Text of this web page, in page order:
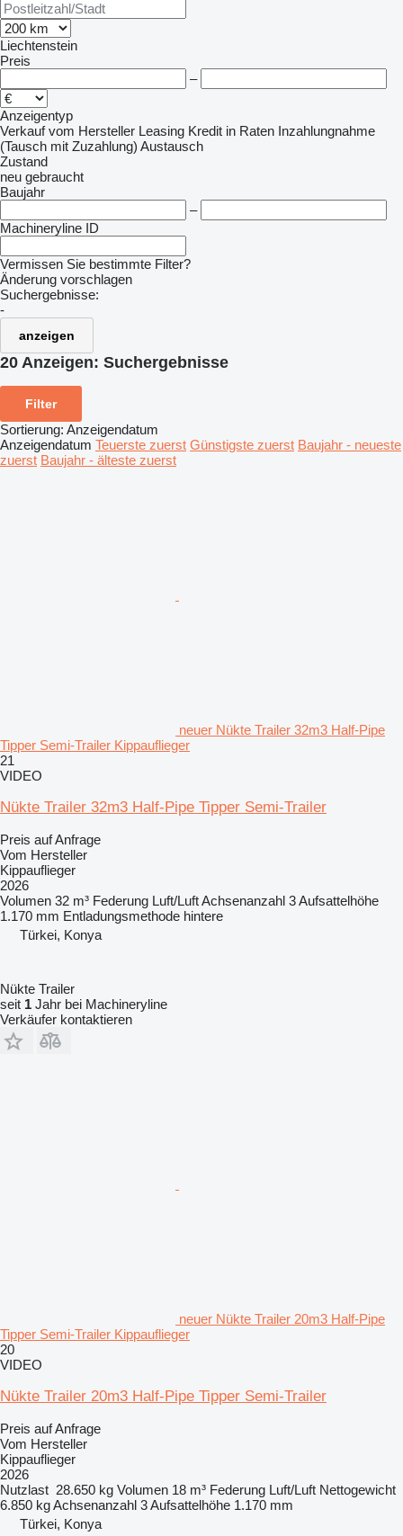
Liechtenstein
Preis
–
Anzeigentyp
Verkauf vom Hersteller Leasing Kredit in Raten Inzahlungnahme
(Tausch mit Zuzahlung) Austausch
Zustand
neu gebraucht
Baujahr
–
Machineryline ID
Vermissen Sie bestimmte Filter?
Änderung vorschlagen
Suchergebnisse:
-
anzeigen
20 Anzeigen: Suchergebnisse
Filter
Sortierung: Anzeigendatum
Anzeigendatum Teuerste zuerst Günstigste zuerst Baujahr - neueste
zuerst Baujahr - älteste zuerst
neuer Nükte Trailer 32m3 Half-Pipe
Tipper Semi-Trailer Kippauflieger
21
VIDEO
Nükte Trailer 32m3 Half-Pipe Tipper Semi-Trailer
Preis auf Anfrage
Vom Hersteller
Kippauflieger
2026
Volumen 32 m³ Federung Luft/LuftAchsenanzahl 3Aufsattelhöhe
1.170 mm Entladungsmethode hintere
Türkei, Konya
Nükte Trailer
seit 1 Jahr bei Machineryline
Verkäufer kontaktieren
neuer Nükte Trailer 20m3 Half-Pipe
Tipper Semi-Trailer Kippauflieger
20
VIDEO
Nükte Trailer 20m3 Half-Pipe Tipper Semi-Trailer
Preis auf Anfrage
Vom Hersteller
Kippauflieger
2026
Nutzlast 28.650 kg Volumen 18 m³ Federung Luft/Luft Nettogewicht
6.850 kgAchsenanzahl 3Aufsattelhöhe 1.170 mm
Türkei, Konya